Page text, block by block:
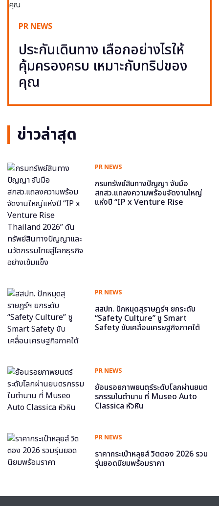
PR NEWS
ประกันเดินทาง เลือกอย่างไรให้
คุ้มครองครบ เหมาะกับทริปของ
คุณ
ข่าวล่าสุด
PR NEWS
กรมทรัพย์สินทางปัญญา จับมือ
สกสว.แถลงความพร้อมจัดงานใหญ่
แห่งปี “IP x Venture Rise
PR NEWS
สสปท. ปักหมุดสุราษฎร์ฯ ยกระดับ
“Safety Culture” ชู Smart
Safety ขับเคลื่อนเศรษฐกิจภาคใต้
PR NEWS
ย้อนรอยภาพยนตร์ระดับโลกผ่านยนต
รกรรมในตำนาน ที่ Museo Auto
Classica หัวหิน
PR NEWS
ราคากระเป๋าหลุยส์ วิตตอง 2026 รวม
รุ่นยอดนิยมพร้อมราคา